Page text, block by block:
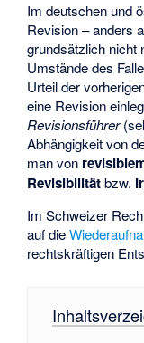
Im deutschen und
Revision – anders
grundsätzlich nicht
Umstände des
Urteil der
eine Revision
Revisionsführer
Abhängigkeit von
man von
Revisibilitätbzw.
Im Schweizer
auf die
rechtskräftigen